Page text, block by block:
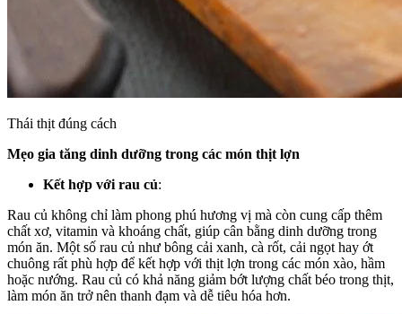
Thái thịt đúng cách
Mẹo gia tăng dinh dưỡng trong các món thịt lợn
Kết hợp với rau củ:
Rau củ không chỉ làm phong phú hương vị mà còn cung cấp thêm
chất xơ, vitamin và khoáng chất, giúp cân bằng dinh dưỡng trong
món ăn. Một số rau củ như bông cải xanh, cà rốt, cải ngọt hay ớt
chuông rất phù hợp để kết hợp với thịt lợn trong các món xào, hầm
hoặc nướng. Rau củ có khả năng giảm bớt lượng chất béo trong thịt,
làm món ăn trở nên thanh đạm và dễ tiêu hóa hơn.